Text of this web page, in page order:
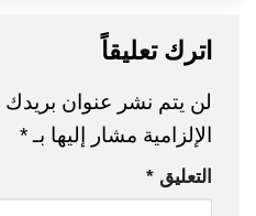
اترك تعليقاً
لن يتم نشر عنوان بريدك
الإلزامية مشار إليها بـ*
التعليق *